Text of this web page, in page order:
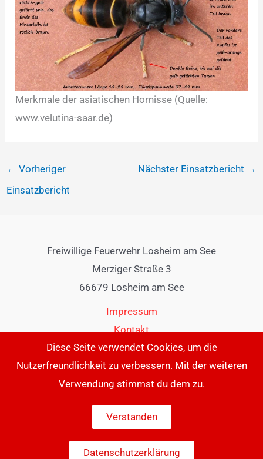
Merkmale der asiatischen Hornisse (Quelle:
www.velutina-saar.de)
← Vorheriger
Einsatzbericht
Nächster Einsatzbericht →
Freiwillige Feuerwehr Losheim am See
Merziger Straße 3
66679 Losheim am See
Impressum
Kontakt
Diese Seite verwendet Cookies, um die
Nutzerfreundlichkeit zu verbessern. Mit der weiteren
Verwendung stimmst du dem zu.
Verstanden
Datenschutzerklärung